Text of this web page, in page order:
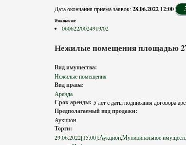
Дата окончания приема заявок:28.06.2022 12:00
Извещения:
060622/0024919/02
Нежилые помещения площадью
Вид имущества:
Нежилые помещения
Вид права:
Аренда
Срок аренды: 5 лет с даты подписания договора
Предполагаемый вид продажи:
Аукцион
Торги:
29.06.2022[15:00]:Аукцион,Муниципальное